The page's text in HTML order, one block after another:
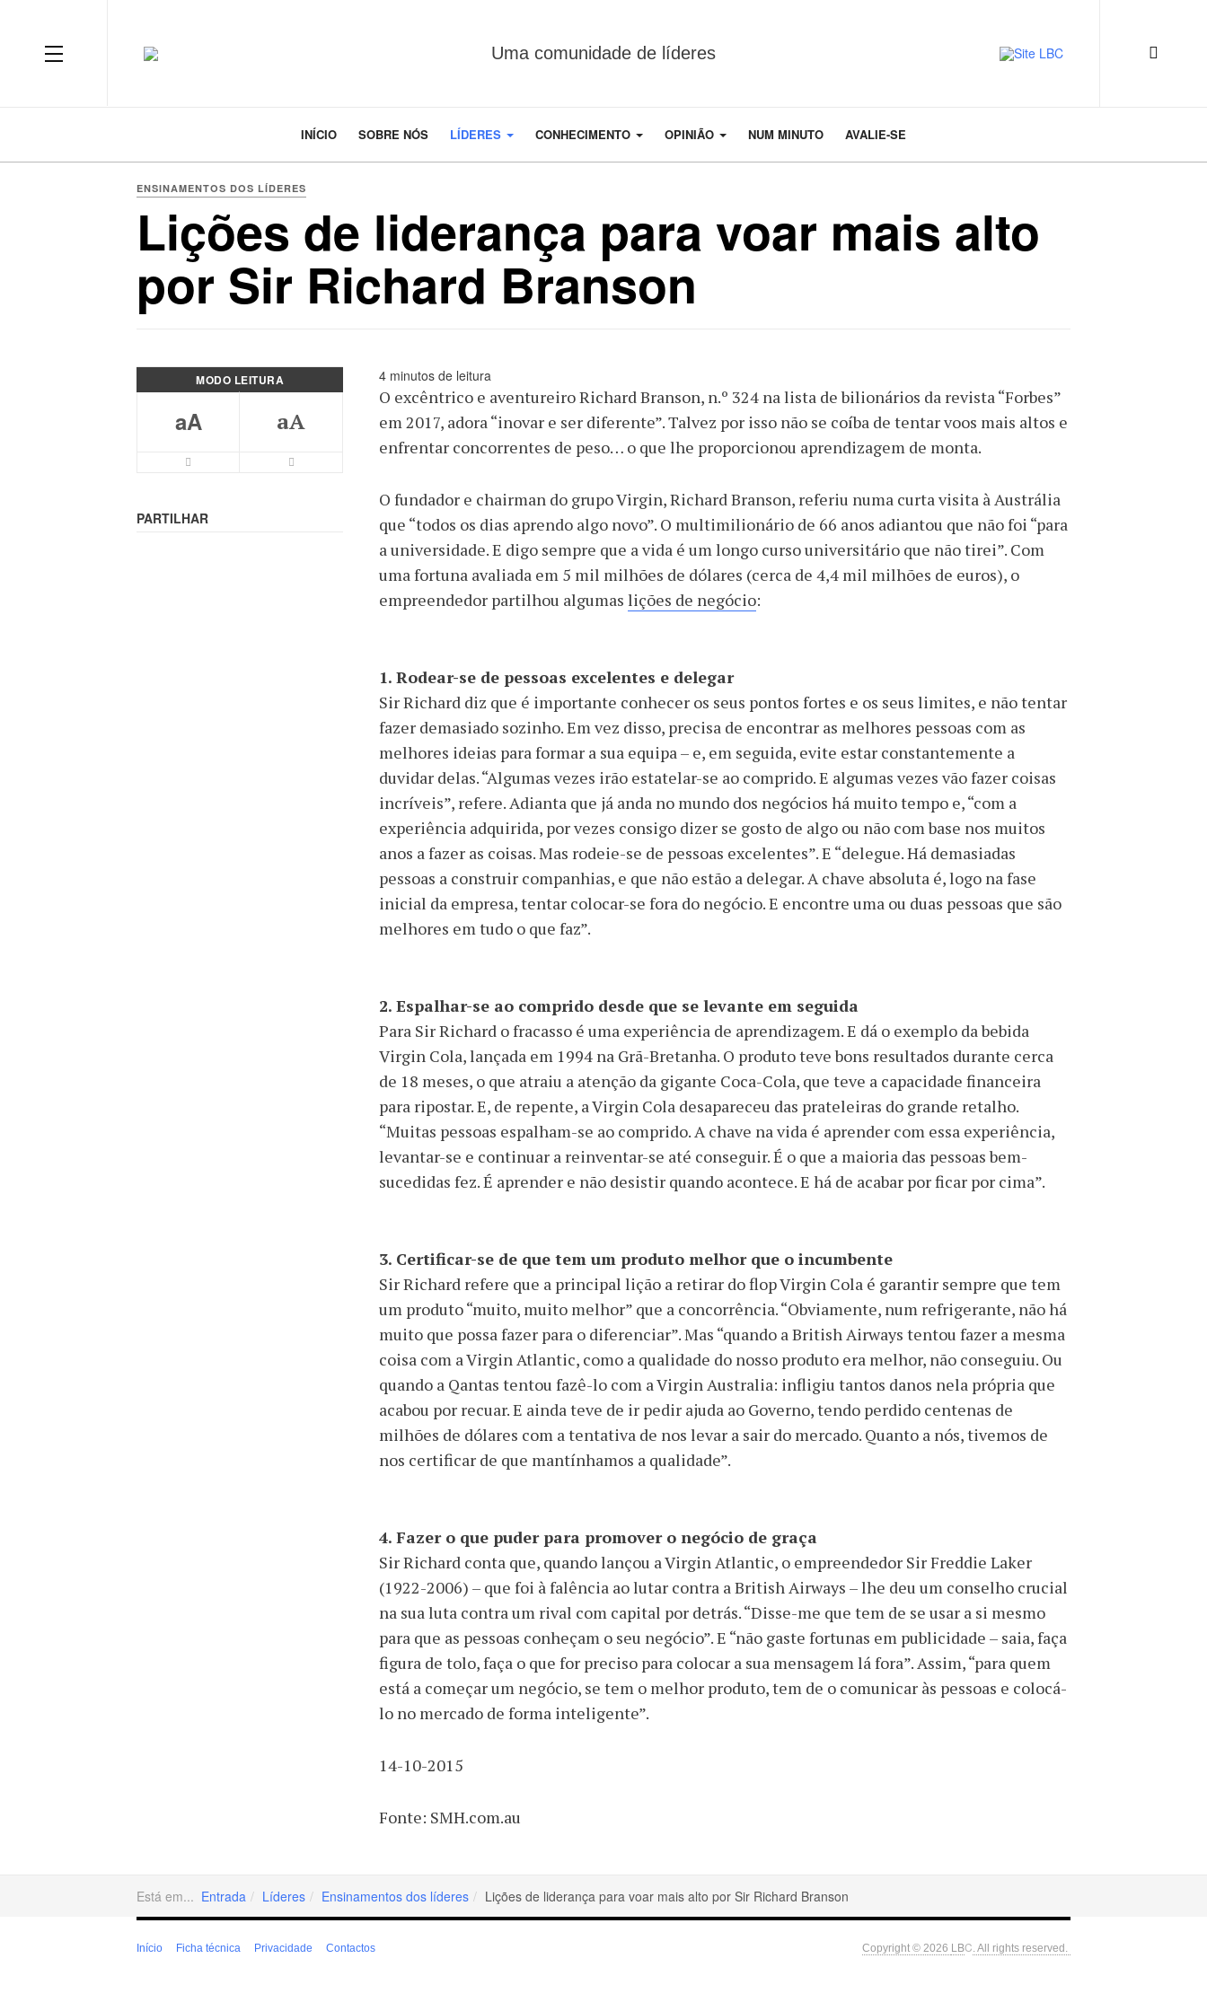
Uma comunidade de líderes
INÍCIO SOBRE NÓS LÍDERES CONHECIMENTO OPINIÃO NUM MINUTO AVALIE-SE
ENSINAMENTOS DOS LÍDERES
Lições de liderança para voar mais alto
por Sir Richard Branson
MODO LEITURA
aA aA
PARTILHAR
4 minutos de leitura
O excêntrico e aventureiro Richard Branson, n.º 324 na lista de bilionários da revista “Forbes”
em 2017, adora “inovar e ser diferente”. Talvez por isso não se coíba de tentar voos mais altos e
enfrentar concorrentes de peso… o que lhe proporcionou aprendizagem de monta.
O fundador e chairman do grupo Virgin, Richard Branson, referiu numa curta visita à Austrália
que “todos os dias aprendo algo novo”. O multimilionário de 66 anos adiantou que não foi “para
a universidade. E digo sempre que a vida é um longo curso universitário que não tirei”. Com
uma fortuna avaliada em 5 mil milhões de dólares (cerca de 4,4 mil milhões de euros), o
empreendedor partilhou algumas lições de negócio:
1. Rodear-se de pessoas excelentes e delegar
Sir Richard diz que é importante conhecer os seus pontos fortes e os seus limites, e não tentar
fazer demasiado sozinho. Em vez disso, precisa de encontrar as melhores pessoas com as
melhores ideias para formar a sua equipa – e, em seguida, evite estar constantemente a
duvidar delas. “Algumas vezes irão estatelar-se ao comprido. E algumas vezes vão fazer coisas
incríveis”, refere. Adianta que já anda no mundo dos negócios há muito tempo e, “com a
experiência adquirida, por vezes consigo dizer se gosto de algo ou não com base nos muitos
anos a fazer as coisas. Mas rodeie-se de pessoas excelentes”. E “delegue. Há demasiadas
pessoas a construir companhias, e que não estão a delegar. A chave absoluta é, logo na fase
inicial da empresa, tentar colocar-se fora do negócio. E encontre uma ou duas pessoas que são
melhores em tudo o que faz”.
2. Espalhar-se ao comprido desde que se levante em seguida
Para Sir Richard o fracasso é uma experiência de aprendizagem. E dá o exemplo da bebida
Virgin Cola, lançada em 1994 na Grã-Bretanha. O produto teve bons resultados durante cerca
de 18 meses, o que atraiu a atenção da gigante Coca-Cola, que teve a capacidade financeira
para ripostar. E, de repente, a Virgin Cola desapareceu das prateleiras do grande retalho.
“Muitas pessoas espalham-se ao comprido. A chave na vida é aprender com essa experiência,
levantar-se e continuar a reinventar-se até conseguir. É o que a maioria das pessoas bem-
sucedidas fez. É aprender e não desistir quando acontece. E há de acabar por ficar por cima”.
3. Certificar-se de que tem um produto melhor que o incumbente
Sir Richard refere que a principal lição a retirar do flop Virgin Cola é garantir sempre que tem
um produto “muito, muito melhor” que a concorrência. “Obviamente, num refrigerante, não há
muito que possa fazer para o diferenciar”. Mas “quando a British Airways tentou fazer a mesma
coisa com a Virgin Atlantic, como a qualidade do nosso produto era melhor, não conseguiu. Ou
quando a Qantas tentou fazê-lo com a Virgin Australia: infligiu tantos danos nela própria que
acabou por recuar. E ainda teve de ir pedir ajuda ao Governo, tendo perdido centenas de
milhões de dólares com a tentativa de nos levar a sair do mercado. Quanto a nós, tivemos de
nos certificar de que mantínhamos a qualidade”.
4. Fazer o que puder para promover o negócio de graça
Sir Richard conta que, quando lançou a Virgin Atlantic, o empreendedor Sir Freddie Laker
(1922-2006) – que foi à falência ao lutar contra a British Airways – lhe deu um conselho crucial
na sua luta contra um rival com capital por detrás. “Disse-me que tem de se usar a si mesmo
para que as pessoas conheçam o seu negócio”. E “não gaste fortunas em publicidade – saia, faça
figura de tolo, faça o que for preciso para colocar a sua mensagem lá fora”. Assim, “para quem
está a começar um negócio, se tem o melhor produto, tem de o comunicar às pessoas e colocá-
lo no mercado de forma inteligente”.
14-10-2015
Fonte: SMH.com.au
Está em... Entrada Líderes Ensinamentos dos líderes Lições de liderança para voar mais alto por Sir Richard Branson
Início Ficha técnica Privacidade Contactos Copyright © 2026 LBC. All rights reserved.